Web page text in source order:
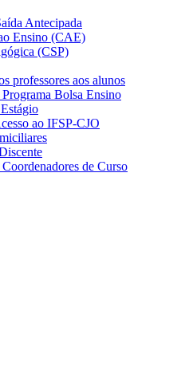
Antecipada
Ensino (CAE)
(CSP)
professores aos alunos
Bolsa Ensino
ao IFSP-CJO
de Curso